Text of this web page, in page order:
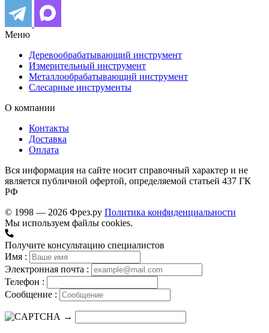
Меню
Деревообрабатывающий инструмент
Измерительный инструмент
Металлообрабатывающий инструмент
Слесарные инструменты
О компании
Контакты
Доставка
Оплата
Вся информация на сайте носит справочный характер и не
является публичной офертой, определяемой статьей 437 ГК
РФ
© 1998 — 2026 Фрез.ру Политика конфиденциальности
Мы используем файлы cookies.
Получите консультацию специалистов
Имя :
Электронная почта :
Телефон :
Сообщение :
→